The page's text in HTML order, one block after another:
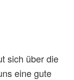
sich über die
eine gute